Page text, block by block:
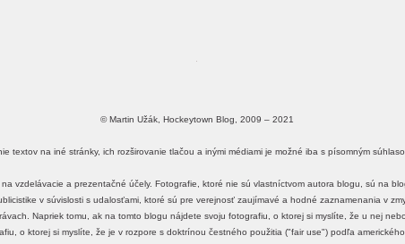
© Martin Užák, Hockeytown Blog, 2009 – 2021
textov na iné stránky, ich rozširovanie tlačou a inými médiami je možné iba s písomným
vzdelávacie a prezentačné účely. Fotografie, ktoré nie sú vlastníctvom autora blogu, sú na
v súvislosti s udalosťami, ktoré sú pre verejnosť zaujímavé a hodné zaznamenania v
Napriek tomu, ak na tomto blogu nájdete svoju fotografiu, o ktorej si myslíte, že u nej
o ktorej si myslíte, že je v rozpore s doktrínou čestného použitia ("fair use") podľa